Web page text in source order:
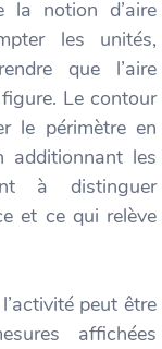
la notion d’aire
les unités,
que l’aire
Le contour
le périmètre en
les
à distinguer
et ce qui relève
peut être
affichées